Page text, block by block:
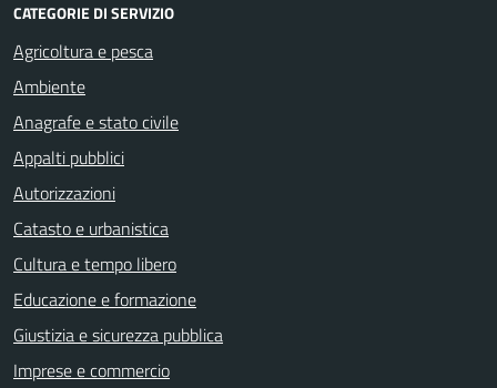
CATEGORIE DI SERVIZIO
Agricoltura e pesca
Ambiente
Anagrafe e stato civile
Appalti pubblici
Autorizzazioni
Catasto e urbanistica
Cultura e tempo libero
Educazione e formazione
Giustizia e sicurezza pubblica
Imprese e commercio